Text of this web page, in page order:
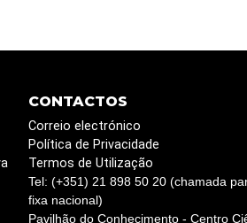
CONTACTOS
Correio electrónico
Política de Privacidade
Termos de Utilização
Tel: (+351) 21 898 50 20 (chamada
fixa nacional)
Pavilhão do Conhecimento - Centro